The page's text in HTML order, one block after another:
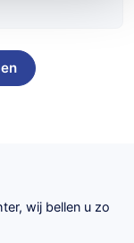
wij bellen u zo